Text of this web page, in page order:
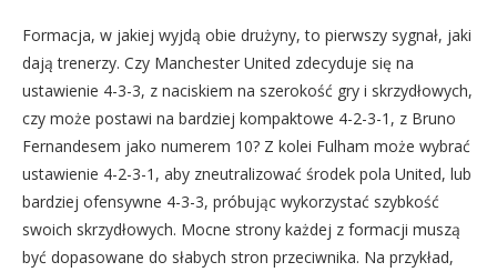
Formacja, w jakiej wyjdą obie drużyny, to pierwszy sygnał, jaki
dają trenerzy. Czy Manchester United zdecyduje się na
ustawienie 4-3-3, z naciskiem na szerokość gry i skrzydłowych,
czy może postawi na bardziej kompaktowe 4-2-3-1, z Bruno
Fernandesem jako numerem 10? Z kolei Fulham może wybrać
ustawienie 4-2-3-1, aby zneutralizować środek pola United, lub
bardziej ofensywne 4-3-3, próbując wykorzystać szybkość
swoich skrzydłowych. Mocne strony każdej z formacji muszą
być dopasowane do słabych stron przeciwnika. Na przykład,